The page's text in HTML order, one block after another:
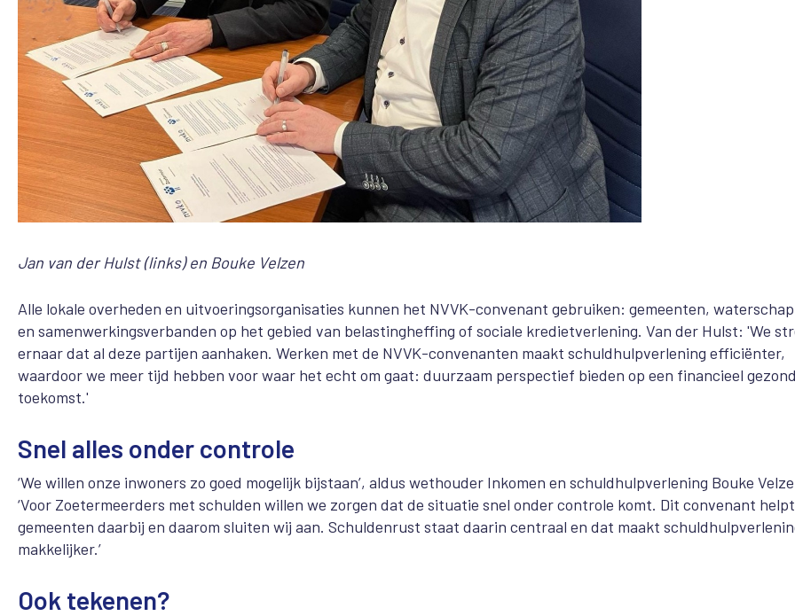
Jan van der Hulst (links) en Bouke Velzen
Alle lokale overheden en uitvoeringsorganisaties kunnen het NVVK-convenant gebruiken: gemeenten,
en samenwerkingsverbanden op het gebied van belastingheffing of sociale kredietverlening. Van der Hulst: 'We
ernaar dat al deze partijen aanhaken. Werken met de NVVK-convenanten maakt schuldhulpverlening efficiënter,
waardoor we meer tijd hebben voor waar het echt om gaat: duurzaam perspectief bieden op een financieel
toekomst.'
Snel alles onder controle
‘We willen onze inwoners zo goed mogelijk bijstaan’, aldus wethouder Inkomen en schuldhulpverlening Bouke
‘Voor Zoetermeerders met schulden willen we zorgen dat de situatie snel onder controle komt. Dit convenant helpt
gemeenten daarbij en daarom sluiten wij aan. Schuldenrust staat daarin centraal en dat maakt
makkelijker.’
Ook tekenen?